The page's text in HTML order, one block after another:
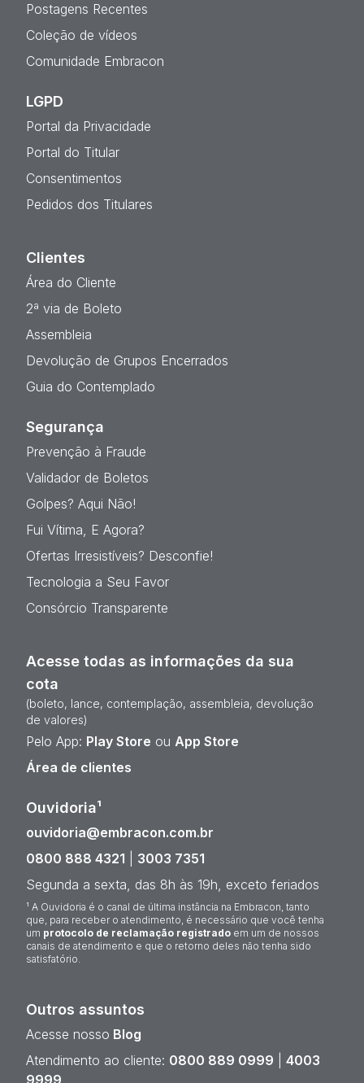
Postagens Recentes
Coleção de vídeos
Comunidade Embracon
LGPD
Portal da Privacidade
Portal do Titular
Consentimentos
Pedidos dos Titulares
Clientes
Área do Cliente
2ª via de Boleto
Assembleia
Devolução de Grupos Encerrados
Guia do Contemplado
Segurança
Prevenção à Fraude
Validador de Boletos
Golpes? Aqui Não!
Fui Vítima, E Agora?
Ofertas Irresistíveis? Desconfie!
Tecnologia a Seu Favor
Consórcio Transparente
Acesse todas as informações da sua
cota
(boleto, lance, contemplação, assembleia, devolução
de valores)
Pelo App: Play Store ou App Store
Área de clientes
Ouvidoria¹
ouvidoria@embracon.com.br
0800 888 4321
3003 7351
Segunda a sexta, das 8h às 19h, exceto feriados
¹ A Ouvidoria é o canal de última instância na Embracon, tanto
que, para receber o atendimento, é necessário que você tenha
um protocolo de reclamação registrado em um de nossos
canais de atendimento e que o retorno deles não tenha sido
satisfatório.
Outros assuntos
Acesse nosso Blog
Atendimento ao cliente: 0800 889 0999
4003
9999